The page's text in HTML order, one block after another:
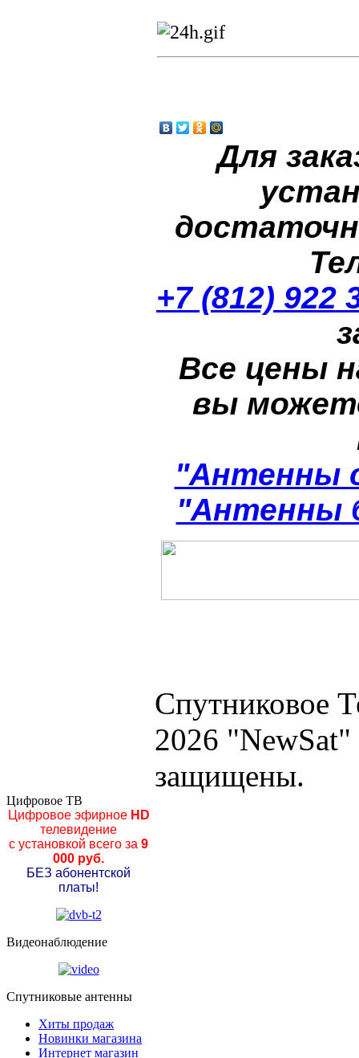
Для
+7 (812) 922
Все цены
вы
"Антенны
"Антенны
Спутниковое
2026
защищены.
Цифровое ТВ
Цифровое эфирноеHD
телевидение
с установкой всего за 9
000 руб.
БЕЗ абонентской
платы!
Видеонаблюдение
Спутниковые антенны
Хиты продаж
Новинки магазина
Интернет магазин